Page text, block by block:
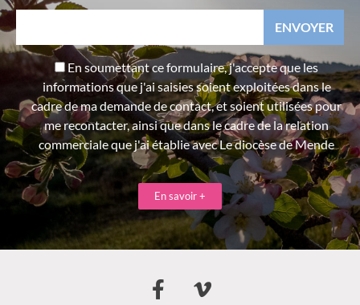
En soumettant ce formulaire, j'accepte que les
informations que j'ai saisies soient exploitées dans le
cadre de ma demande de contact, et soient utilisées pour
me recontacter, ainsi que dans le cadre de la relation
commerciale que j'ai établie avec Le diocèse de Mende
En savoir +